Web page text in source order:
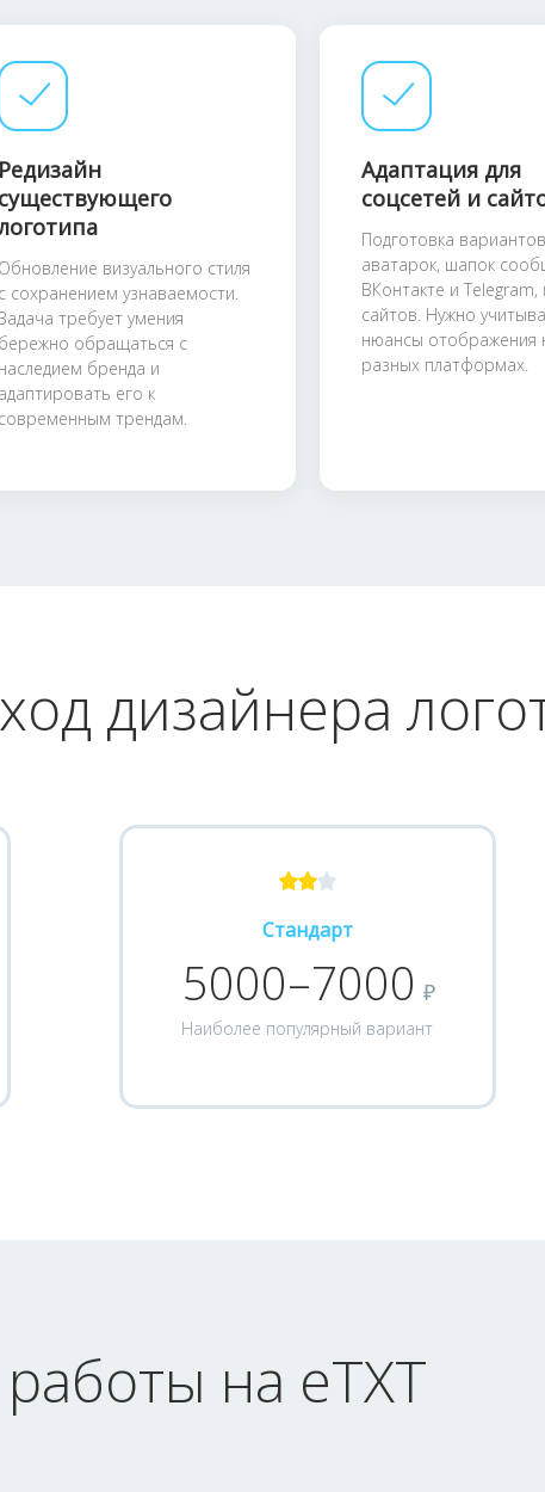
Редизайн
существующего
Обновление визуального стиля
с сохранением узнаваемости.
Задача требует умения
бережно обращаться с
наследием бренда и
адаптировать его к
современным трендам.
Адаптация для
соцсетей и
Подготовка
аватарок, шапок
ВКонтакте и Telegram,
сайтов. Нужно
нюансы отображения
разных платформах.
дизайнера
Стандарт
5000–7000 ₽
Наиболее популярный вариант
на eTXT